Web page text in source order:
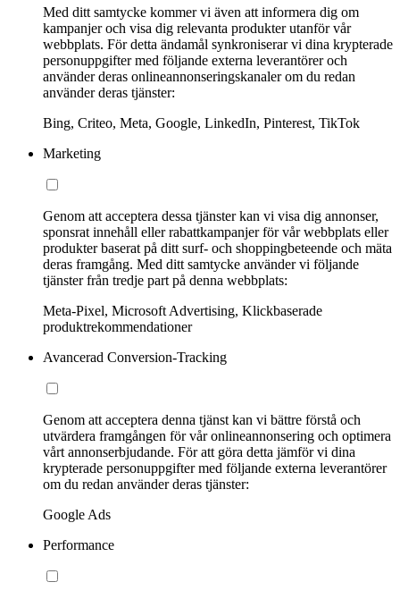
Med ditt samtycke kommer vi även att informera dig om
kampanjer och visa dig relevanta produkter utanför vår
webbplats. För detta ändamål synkroniserar vi dina krypterade
personuppgifter med följande externa leverantörer och
använder deras onlineannonseringskanaler om du redan
använder deras tjänster:
Bing, Criteo, Meta, Google, LinkedIn, Pinterest, TikTok
Marketing
Genom att acceptera dessa tjänster kan vi visa dig annonser,
sponsrat innehåll eller rabattkampanjer för vår webbplats eller
produkter baserat på ditt surf- och shoppingbeteende och mäta
deras framgång. Med ditt samtycke använder vi följande
tjänster från tredje part på denna webbplats:
Meta-Pixel, Microsoft Advertising, Klickbaserade
produktrekommendationer
Avancerad Conversion-Tracking
Genom att acceptera denna tjänst kan vi bättre förstå och
utvärdera framgången för vår onlineannonsering och optimera
vårt annonserbjudande. För att göra detta jämför vi dina
krypterade personuppgifter med följande externa leverantörer
om du redan använder deras tjänster:
Google Ads
Performance